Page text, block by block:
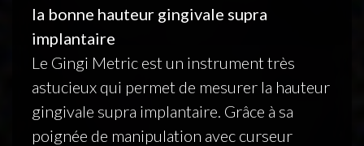
la bonne hauteur gingivale supra
implantaire
Le Gingi Metric est un instrument très
astucieux qui permet de mesurer la hauteur
gingivale supra implantaire. Grâce à sa
poignée de manipulation avec curseur